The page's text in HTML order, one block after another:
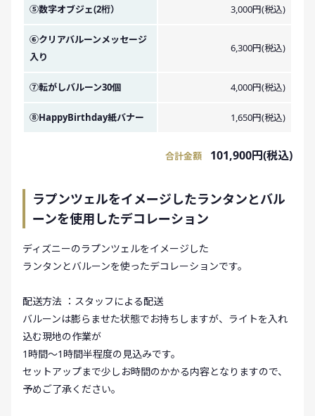
⑤数字オブジェ(2桁） 3,000円(税込)
⑥クリアバルーンメッセージ
入り
6,300円(税込)
⑦転がしバルーン30個 4,000円(税込)
⑧HappyBirthday紙バナー 1,650円(税込)
合計金額 101,900円(税込)
ラプンツェルをイメージしたランタンとバル
ーンを使用したデコレーション
ディズニーのラプンツェルをイメージした
ランタンとバルーンを使ったデコレーションです。
配送方法 ：スタッフによる配送
バルーンは膨らませた状態でお持ちしますが、ライトを入れ
込む現地の作業が
1時間〜1時間半程度の見込みです。
セットアップまで少しお時間のかかる内容となりますので、
予めご了承ください。